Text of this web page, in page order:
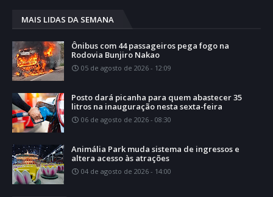
MAIS LIDAS DA SEMANA
Ônibus com 44 passageiros pega fogo na
Rodovia Bunjiro Nakao
05 de agosto de 2026 - 12:09
Posto dará picanha para quem abastecer 35
litros na inauguração nesta sexta-feira
06 de agosto de 2026 - 08:30
Animália Park muda sistema de ingressos e
altera acesso às atrações
04 de agosto de 2026 - 14:00